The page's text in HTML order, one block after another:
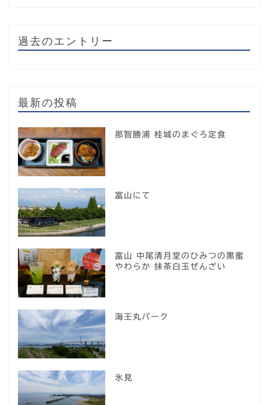
過去のエントリー
最新の投稿
那智勝浦 桂城のまぐろ定食
富山にて
富山 中尾清月堂のひみつの黒蜜
やわらか 抹茶白玉ぜんざい
海王丸パーク
氷見